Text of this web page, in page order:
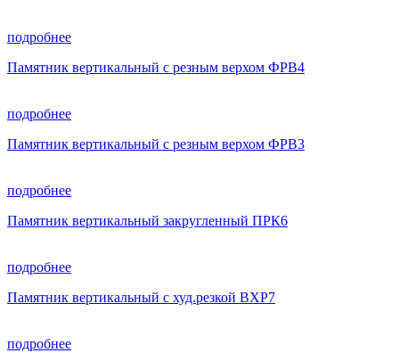
подробнее
Памятник вертикальный с резным верхом ФРВ4
подробнее
Памятник вертикальный с резным верхом ФРВ3
подробнее
Памятник вертикальный закругленный ПРК6
подробнее
Памятник вертикальный с худ.резкой ВХР7
подробнее